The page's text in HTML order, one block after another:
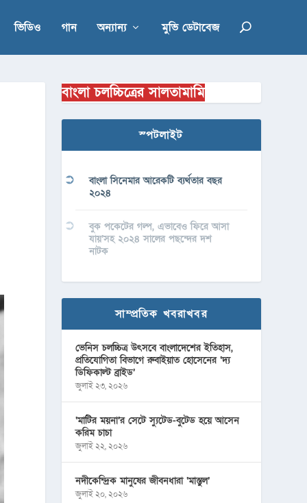
ভিডিও গান অন্যান্য মুভি ডেটাবেজ
বাংলা চলচ্চিত্রের সালতামামি
স্পটলাইট
বাংলা সিনেমার আরেকটি ব্যর্থতার বছর
২০২৪
বুক পকেটের গল্প, এভাবেও ফিরে আসা
যায়’সহ ২০২৪ সালের পছন্দের দশ
নাটক
সাম্প্রতিক খবরাখবর
ভেনিস চলচ্চিত্র উৎসবে বাংলাদেশের ইতিহাস,
প্রতিযোগিতা বিভাগে রুবাইয়াত হোসেনের ‘দ্য
ডিফিকাল্ট ব্রাইড’
জুলাই ২৩, ২০২৬
‘মাটির ময়না’র সেটে স্যুটেড-বুটেড হয়ে আসেন
করিম চাচা
জুলাই ২২, ২০২৬
নদীকেন্দ্রিক মানুষের জীবনধারা ‘মাস্তুল’
জুলাই ২০, ২০২৬